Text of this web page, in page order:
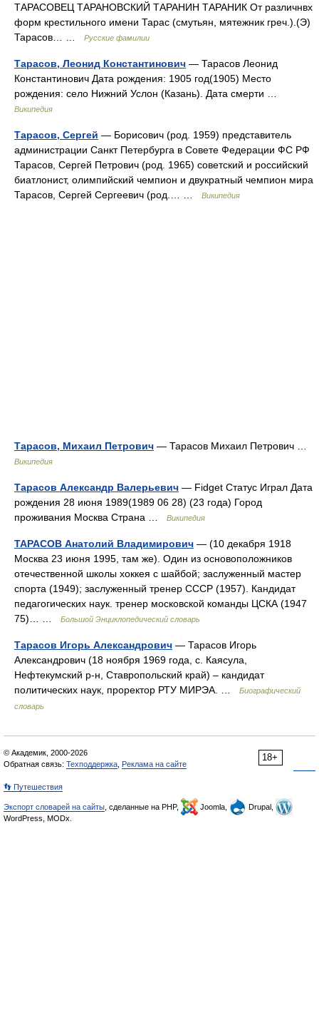
ТАРАСОВЕЦ ТАРАНОВСКИЙ ТАРАНИН ТАРАНИК От различнвх
форм крестильного имени Тарас (смутьян, мятежник греч.).(Э)
Тарасов… …
Русские фамилии
Тарасов, Леонид Константинович — Тарасов Леонид
Константинович Дата рождения: 1905 год(1905) Место
рождения: село Нижний Услон (Казань). Дата смерти …
Википедия
Тарасов, Сергей — Борисович (род. 1959) представитель
администрации Санкт Петербурга в Совете Федерации ФС РФ
Тарасов, Сергей Петрович (род. 1965) советский и российский
биатлонист, олимпийский чемпион и двукратный чемпион мира
Тарасов, Сергей Сергеевич (род.… …
Википедия
Тарасов, Михаил Петрович — Тарасов Михаил Петрович …
Википедия
Тарасов Александр Валерьевич — Fidget Статус Играл Дата
рождения 28 июня 1989(1989 06 28) (23 года) Город
проживания Москва Страна …
Википедия
ТАРАСОВ Анатолий Владимирович — (10 декабря 1918
Москва 23 июня 1995, там же). Один из основоположников
отечественной школы хоккея с шайбой; заслуженный мастер
спорта (1949); заслуженный тренер СССР (1957). Кандидат
педагогических наук. тренер московской команды ЦСКА (1947
75)… …
Большой Энциклопедический словарь
Тарасов Игорь Александрович — Тарасов Игорь
Александрович (18 ноября 1969 года, с. Каясула,
Нефтекумский р-н, Ставропольский край) – кандидат
политических наук, проректор РТУ МИРЭА. …
Биографический
словарь
18+
© Академик, 2000-2026
Обратная связь: Техподдержка Реклама на сайте
👣 Путешествия
Экспорт словарей на сайты , сделанные на PHP, Joomla,
Drupal,
WordPress, MODx.